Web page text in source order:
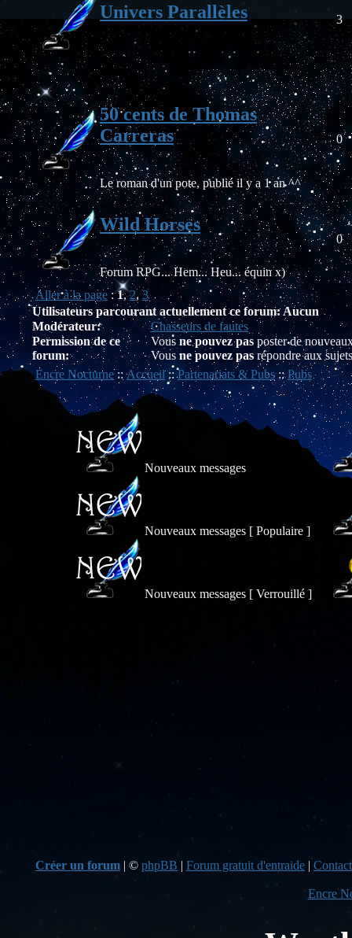
Univers Parallèles 3
50 cents de Thomas
Carreras
Le roman d'un pote, publié il y a 1 an ^^
0
Wild Horses
Forum RPG... Hem... Heu... équin x)
0
Aller à la page :1,2, 3
Utilisateurs parcourant actuellement ce forum: Aucun
Modérateur:
Chasseurs de fautes
Permission de ce
forum:
Vousne pouvez pas poster de
Vousne pouvez pasrépondre aux
Encre Nocturne::Accueil::Partenariats & Pubs::Pubs
Nouveaux messages
Nouveaux messages [ Populaire ]
Nouveaux messages [ Verrouillé ]
Créer un forum | © phpBB | Forum gratuit d'entraide | Contact
Encre